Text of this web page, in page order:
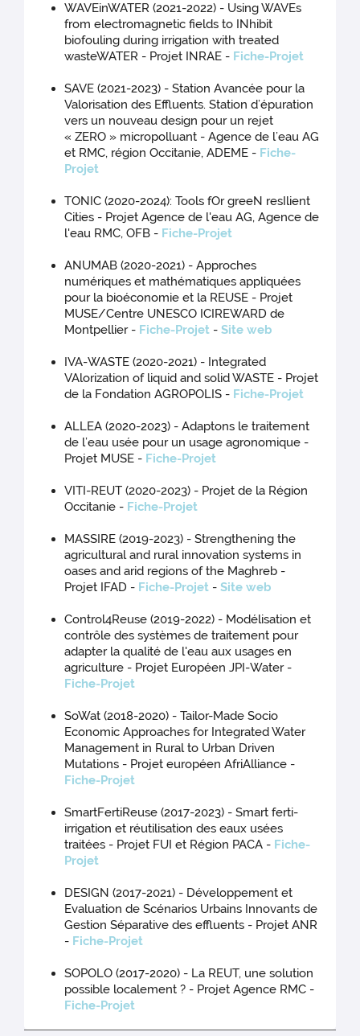
WAVEinWATER (2021-2022) - Using WAVEs
from electromagnetic fields to INhibit
biofouling during irrigation with treated
wasteWATER - Projet INRAE - Fiche-Projet
SAVE (2021-2023) - Station Avancée pour la
Valorisation des Effluents. Station d’épuration
vers un nouveau design pour un rejet
« ZERO » micropolluant - Agence de l’eau AG
et RMC, région Occitanie, ADEME - Fiche-
Projet
TONIC (2020-2024): Tools fOr greeN resIlient
Cities - Projet Agence de l'eau AG, Agence de
l'eau RMC, OFB - Fiche-Projet
ANUMAB (2020-2021) - Approches
numériques et mathématiques appliquées
pour la bioéconomie et la REUSE - Projet
MUSE/Centre UNESCO ICIREWARD de
Montpellier - Fiche-Projet -Site web
IVA-WASTE (2020-2021) - Integrated
VAlorization of liquid and solid WASTE - Projet
de la Fondation AGROPOLIS - Fiche-Projet
ALLEA (2020-2023) - Adaptons le traitement
de l’eau usée pour un usage agronomique -
Projet MUSE - Fiche-Projet
VITI-REUT (2020-2023) - Projet de la Région
Occitanie - Fiche-Projet
MASSIRE (2019-2023) - Strengthening the
agricultural and rural innovation systems in
oases and arid regions of the Maghreb -
Projet IFAD - Fiche-Projet -Site web
Control4Reuse (2019-2022) - Modélisation et
contrôle des systèmes de traitement pour
adapter la qualité de l'eau aux usages en
agriculture - Projet Européen JPI-Water -
Fiche-Projet
SoWat (2018-2020) - Tailor-Made Socio
Economic Approaches for Integrated Water
Management in Rural to Urban Driven
Mutations - Projet européen AfriAlliance -
Fiche-Projet
SmartFertiReuse (2017-2023) - Smart ferti-
irrigation et réutilisation des eaux usées
traitées - Projet FUI et Région PACA - Fiche-
Projet
DESIGN (2017-2021) - Développement et
Evaluation de Scénarios Urbains Innovants de
Gestion Séparative des effluents - Projet ANR
- Fiche-Projet
SOPOLO (2017-2020) - La REUT, une solution
possible localement ? - Projet Agence RMC -
Fiche-Projet